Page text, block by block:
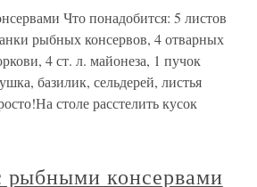
Что понадобится: 5 листов
рыбных консервов, 4 отварных
4 ст. л. майонеза, 1 пучок
базилик, сельдерей, листья
столе расстелить кусок
рыбными консервами